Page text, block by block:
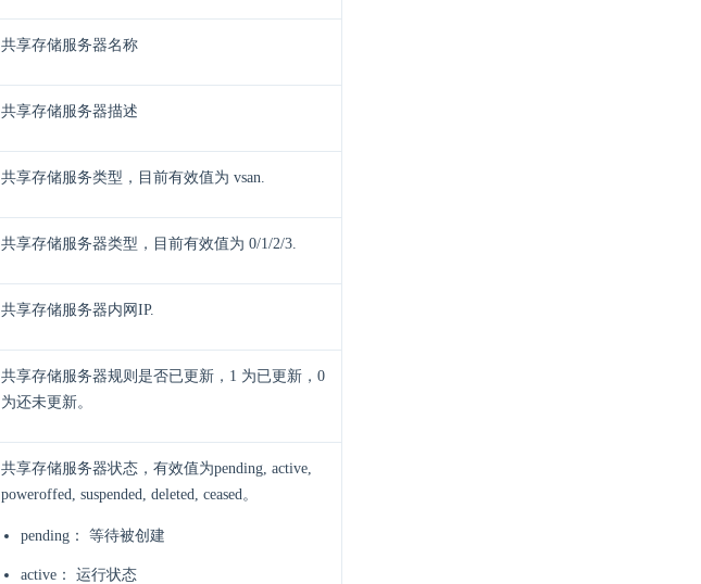
共享存储服务器名称
共享存储服务器描述
共享存储服务类型，目前有效值为 vsan.
共享存储服务器类型，目前有效值为 0/1/2/3.
共享存储服务器内网IP.
共享存储服务器规则是否已更新，1 为已更新，0
为还未更新。
共享存储服务器状态，有效值为pending, active,
poweroffed, suspended, deleted, ceased。
pending： 等待被创建
active： 运行状态